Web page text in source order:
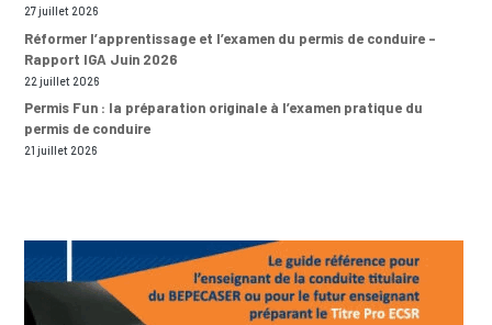
27 juillet 2026
Réformer l’apprentissage et l’examen du permis de conduire –
Rapport IGA Juin 2026
22 juillet 2026
Permis Fun : la préparation originale à l’examen pratique du
permis de conduire
21 juillet 2026